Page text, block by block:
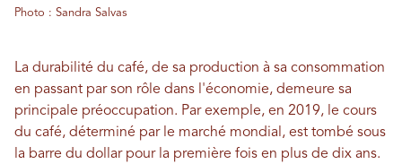
Photo : Sandra Salvas
La durabilité du café, de sa production à sa consommation
en passant par son rôle dans l'économie, demeure sa
principale préoccupation. Par exemple, en 2019, le cours
du café, déterminé par le marché mondial, est tombé sous
la barre du dollar pour la première fois en plus de dix ans.